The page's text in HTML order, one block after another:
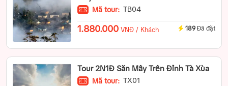
Mã tour: TB04
1.880.000 VNĐ / Khách 189 Đã đặt
Tour 2N1Đ Săn Mây Trên Đỉnh Tà Xùa
Mã tour: TX01